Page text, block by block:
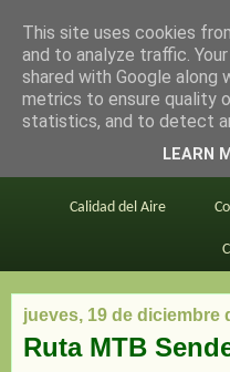
en bici por
Este blog
Calidad del Aire
jueves, 19 de diciembre
Ruta MTB
This site uses cookies
and to analyze traffic.
shared with Google along
metrics to ensure quality
statistics, and to detect
LEARN